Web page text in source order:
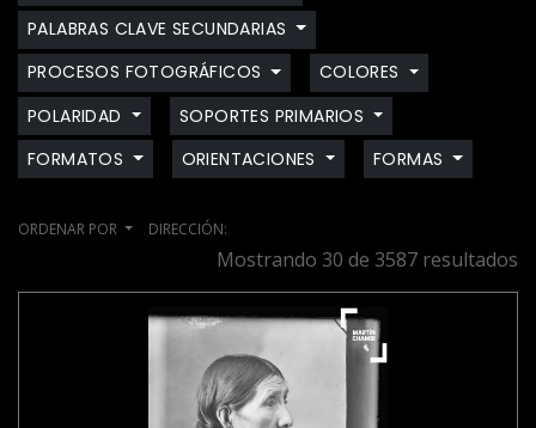
PALABRAS CLAVE SECUNDARIAS
PROCESOS FOTOGRÁFICOS
COLORES
POLARIDAD
SOPORTES PRIMARIOS
FORMATOS
ORIENTACIONES FORMAS
ORDENAR POR DIRECCIÓN:
Mostrando 30 de 3587 resultados